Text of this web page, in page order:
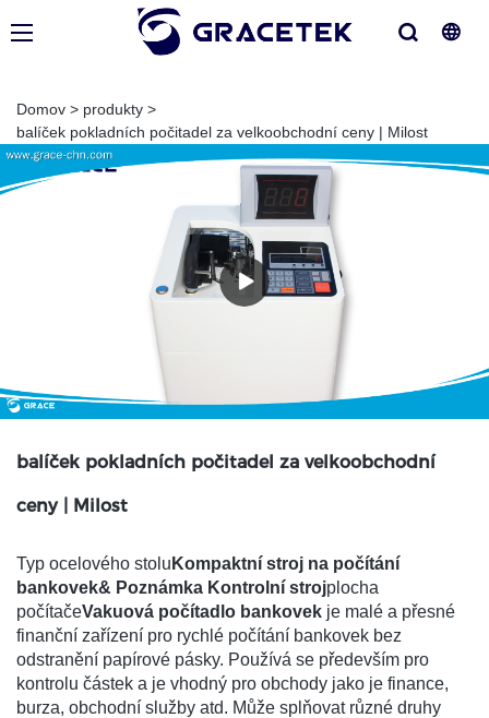
Domov > produkty >
balíček pokladních počitadel za velkoobchodní ceny | Milost
balíček pokladních počitadel za velkoobchodní
ceny | Milost
Typ ocelového stolu Kompaktní stroj na počítání
bankovek& Poznámka Kontrolní strojplocha
počítačeVakuová počítadlo bankovek je malé a přesné
finanční zařízení pro rychlé počítání bankovek bez
odstranění papírové pásky. Používá se především pro
kontrolu částek a je vhodný pro obchody jako je finance,
burza, obchodní služby atd. Může splňovat různé druhy